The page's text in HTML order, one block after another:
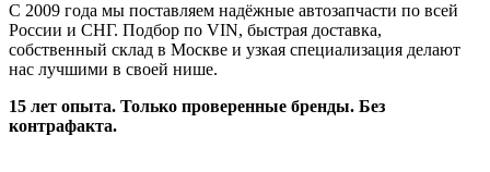
С 2009 года мы поставляем надёжные автозапчасти по всей
России и СНГ. Подбор по VIN, быстрая доставка,
собственный склад в Москве и узкая специализация делают
нас лучшими в своей нише.
15 лет опыта. Только проверенные бренды. Без
контрафакта.